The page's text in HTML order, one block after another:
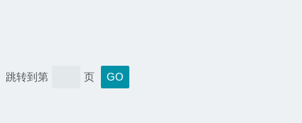
跳转到第 页